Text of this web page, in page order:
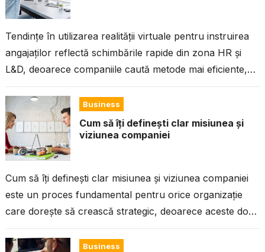
Tendințe în utilizarea realității virtuale pentru instruirea
angajaților reflectă schimbările rapide din zona HR și
L&D, deoarece companiile caută metode mai eficiente,
Business
Cum să îți definești clar misiunea și
viziunea companiei
Cum să îți definești clar misiunea și viziunea companiei
este un proces fundamental pentru orice organizație
care dorește să crească strategic, deoarece aceste două
Business